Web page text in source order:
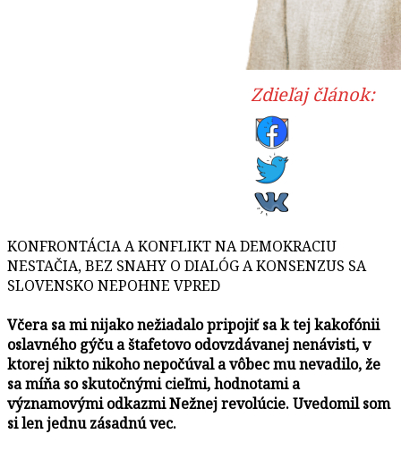
Zdieľaj článok:
KONFRONTÁCIA A KONFLIKT NA DEMOKRACIU
NESTAČIA, BEZ SNAHY O DIALÓG A KONSENZUS SA
SLOVENSKO NEPOHNE VPRED
Včera sa mi nijako nežiadalo pripojiť sa k tej kakofónii
oslavného gýču a štafetovo odovzdávanej nenávisti, v
ktorej nikto nikoho nepočúval a vôbec mu nevadilo, že
sa míňa so skutočnými cieľmi, hodnotami a
významovými odkazmi Nežnej revolúcie. Uvedomil som
si len jednu zásadnú vec.